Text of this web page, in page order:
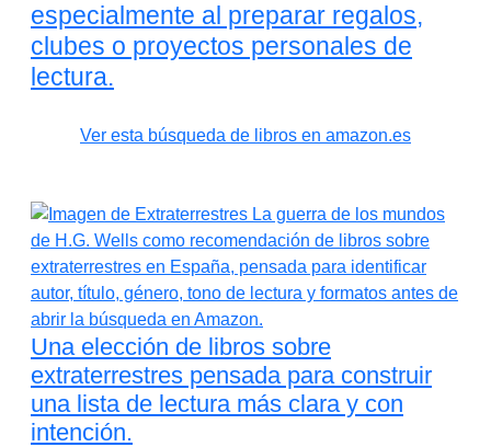
especialmente al preparar regalos,
clubes o proyectos personales de
lectura.
Ver esta búsqueda de libros en amazon.es
Una elección de libros sobre
extraterrestres pensada para construir
una lista de lectura más clara y con
intención.